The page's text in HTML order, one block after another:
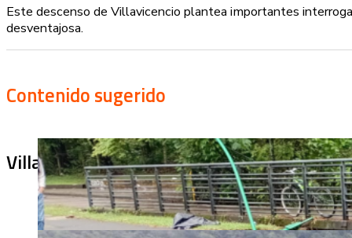
Este descenso de Villavicencio plantea importantes
desventajosa.
Contenido sugerido
Villa Julia no puede tapar el problema: